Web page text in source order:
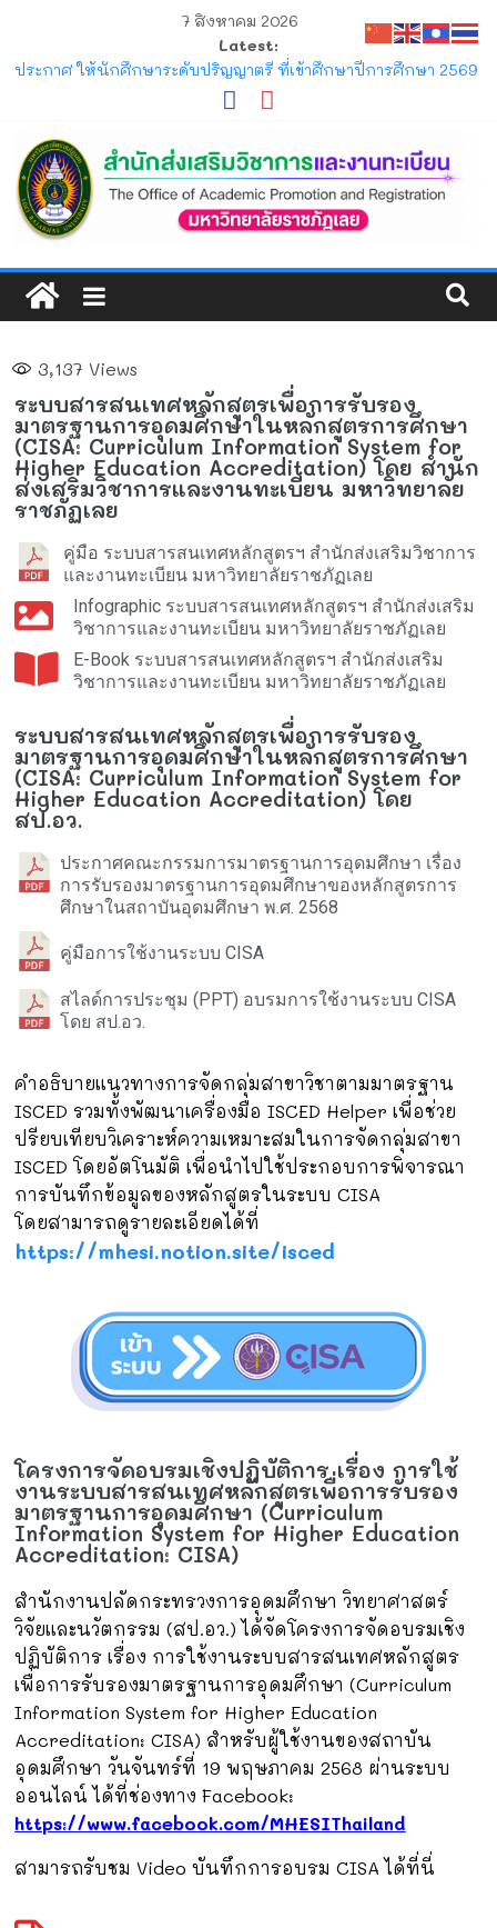
7 สิงหาคม 2026
Latest:
ประกาศ รับสมัครและรับรายงานตัวนักศึกษาใหม่ ระดับปริญญาตรี
ภาคปกติ (รอบมหกรรมวิชาการ) ประจำปีการศึกษา 2570
ประกาศ ให้นักศึกษาระดับปริญญาตรี ที่เข้าศึกษาปีการศึกษา 2569
พ้นสภาพจากการเป็นนักศึกษา ตามข้อบังคับมหาวิทยาลัยราชภัฏ
เลย ว่าด้วยการจัดการศึกษาระดับปริญญาตรี
ประกาศ การขอสำเร็จการศึกษาและการขึ้นทะเบียนบัณฑิตของ
นักศึกษาภาคปกติ ที่คาดว่าจะสำเร็จการศึกษาในภาคการศึกษาที่
1/2569 และ 2/2569
โครงการ มหกรรมวิชาการเปิดบ้าน LRU ครั้งที่ 4 มหาวิทยาลัย
ราชภัฏเลย (LRU OpenHouse 2026)
แจ้ง ขอให้นักศึกษาภาคปกติ ตรวจสอบตารางสอบกลางภาค ภาค
3,137 Views
ระบบสารสนเทศหลักสูตรเพื่อการรับรอง
มาตรฐานการอุดมศึกษาในหลักสูตรการศึกษา
(CISA: Curriculum Information System for
Higher Education Accreditation) โดย สำนัก
ส่งเสริมวิชาการและงานทะเบียน มหาวิทยาลัย
ราชภัฏเลย
คู่มือ ระบบสารสนเทศหลักสูตรฯ สำนักส่งเสริมวิชาการ
และงานทะเบียน มหาวิทยาลัยราชภัฏเลย
Infographic ระบบสารสนเทศหลักสูตรฯ สำนักส่งเสริม
วิชาการและงานทะเบียน มหาวิทยาลัยราชภัฏเลย
E-Book ระบบสารสนเทศหลักสูตรฯ สำนักส่งเสริม
วิชาการและงานทะเบียน มหาวิทยาลัยราชภัฏเลย
ระบบสารสนเทศหลักสูตรเพื่อการรับรอง
มาตรฐานการอุดมศึกษาในหลักสูตรการศึกษา
(CISA: Curriculum Information System for
Higher Education Accreditation) โดย
สป.อว.
ประกาศคณะกรรมการมาตรฐานการอุดมศึกษา เรื่อง
การรับรองมาตรฐานการอุดมศึกษาของหลักสูตรการ
ศึกษาในสถาบันอุดมศึกษา พ.ศ. 2568
คู่มือการใช้งานระบบ CISA
สไลด์การประชุม (PPT) อบรมการใช้งานระบบ CISA
โดย สป.อว.
คำอธิบายแนวทางการจัดกลุ่มสาขาวิชาตามมาตรฐาน
ISCED รวมทั้งพัฒนาเครื่องมือ ISCED Helper เพื่อช่วย
ปรียบเทียบวิเคราะห์ความเหมาะสมในการจัดกลุ่มสาขา
ISCED โดยอัตโนมัติ เพื่อนำไปใช้ประกอบการพิจารณา
การบันทึกข้อมูลของหลักสูตรในระบบ CISA
โดยสามารถดูรายละเอียดได้ที่
https://mhesi.notion.site/isced
โครงการจัดอบรมเชิงปฏิบัติการ เรื่อง การใช้
งานระบบสารสนเทศหลักสูตรเพื่อการรับรอง
มาตรฐานการอุดมศึกษา (Curriculum
Information System for Higher Education
Accreditation: CISA)
สำนักงานปลัดกระทรวงการอุดมศึกษา วิทยาศาสตร์
วิจัยและนวัตกรรม (สป.อว.) ได้จัดโครงการจัดอบรมเชิง
ปฏิบัติการ เรื่อง การใช้งานระบบสารสนเทศหลักสูตร
เพื่อการรับรองมาตรฐานการอุดมศึกษา (Curriculum
Information System for Higher Education
Accreditation: CISA) สำหรับผู้ใช้งานของสถาบัน
อุดมศึกษา วันจันทร์ที่ 19 พฤษภาคม 2568 ผ่านระบบ
ออนไลน์ ได้ที่ช่องทางFacebook:
https://www.facebook.com/MHESIThailand
สามารถรับชม Video บันทึกการอบรม CISA ได้ที่นี่